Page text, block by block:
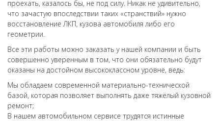
проехать, казалось бы, не под силу. Никак не удивительно,
что зачастую впоследствии таких «странствий» нужно
восстановление ЛКП, кузова автомобиля либо его
геометрии.
Все эти работы можно заказать у нашей компании и быть
совершенно уверенным в том, что они обязательно будут
оказаны на достойном высококлассном уровне, ведь:
Мы обладаем современной материально-технической
базой, которая позволяет выполнять даже тяжёлый кузовной
ремонт;
В нашем автомобильном сервисе трудятся истинные